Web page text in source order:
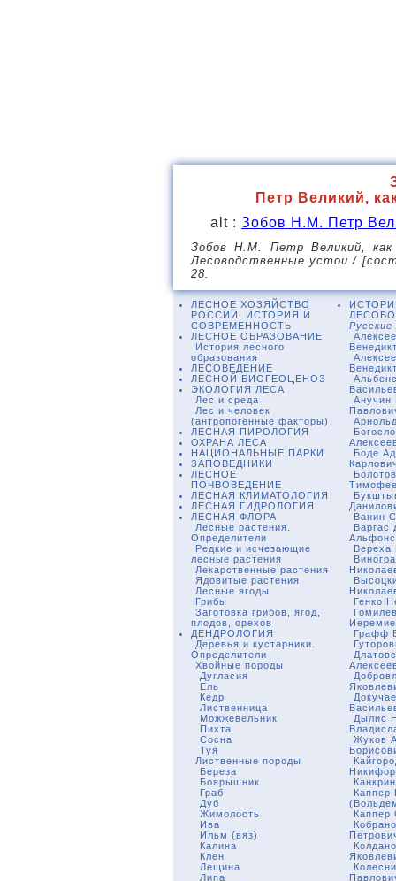
Петр Великий,
alt : Зобов Н.М. Петр
Зобов Н.М. Петр Великий,
Лесоводственные устои /
28.
ЛЕСНОЕ ХОЗЯЙСТВО
РОССИИ. ИСТОРИЯ И
СОВРЕМЕННОСТЬ
ЛЕСНОЕ ОБРАЗОВАНИЕ
История лесного
образования
ЛЕСОВЕДЕНИЕ
ЛЕСНОЙ БИОГЕОЦЕНОЗ
ЭКОЛОГИЯ ЛЕСА
Лес и среда
Лес и человек
(антропогенные факторы)
ЛЕСНАЯ ПИРОЛОГИЯ
ОХРАНА ЛЕСА
НАЦИОНАЛЬНЫЕ ПАРКИ
ЗАПОВЕДНИКИ
ЛЕСНОЕ
ПОЧВОВЕДЕНИЕ
ЛЕСНАЯ КЛИМАТОЛОГИЯ
ЛЕСНАЯ ГИДРОЛОГИЯ
ЛЕСНАЯ ФЛОРА
Лесные растения.
Определители
Редкие и исчезающие
лесные растения
Лекарственные растения
Ядовитые растения
Лесные ягоды
Грибы
Заготовка грибов, ягод,
плодов, орехов
ДЕНДРОЛОГИЯ
Деревья и кустарники.
Определители
Хвойные породы
Дугласия
Ель
Кедр
Лиственница
Можжевельник
Пихта
Сосна
Туя
Лиственные породы
Береза
Боярышник
Граб
Дуб
Жимолость
Ива
Ильм (вяз)
Калина
Клен
Лещина
Липа
Русские
Анучин
Боде
Ванин
Варгас
Вереха
Генко
Графф
Дылис
Жуков
Каппер
Каппер